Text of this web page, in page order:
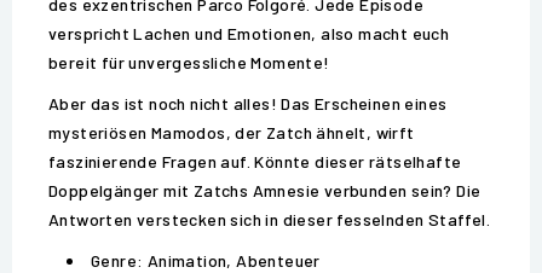
des exzentrischen Parco Folgoré. Jede Episode
verspricht Lachen und Emotionen, also macht euch
bereit für unvergessliche Momente!
Aber das ist noch nicht alles! Das Erscheinen eines
mysteriösen Mamodos, der Zatch ähnelt, wirft
faszinierende Fragen auf. Könnte dieser rätselhafte
Doppelgänger mit Zatchs Amnesie verbunden sein? Die
Antworten verstecken sich in dieser fesselnden Staffel.
Genre: Animation, Abenteuer